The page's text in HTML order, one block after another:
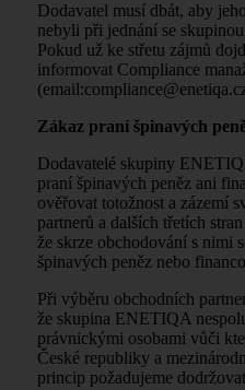
Dodavatel musí dbát, aby
nebyli při jednání se
Pokud už ke střetu zájmů
informovat Compliance
(email:
Zákaz praní špinavých
Dodavatelé skupiny
praní špinavých peněz ani
ověřovat totožnost a zázemí
partnerů a dalších třetích
že skrze obchodování s nimi
špinavých peněz nebo
Při výběru obchodních
že skupina ENETIQA
právnickými osobami vůči
České republiky a
princip požadujeme